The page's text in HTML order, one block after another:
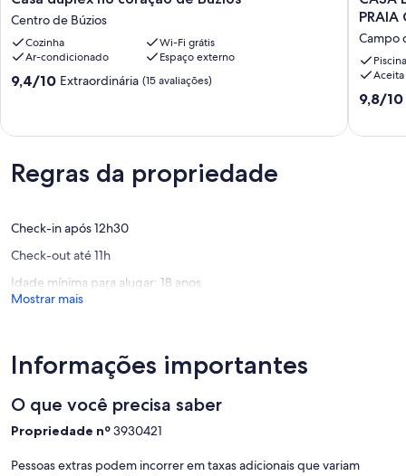
duplex
no
coração
de
Búzios
Centro de Búzios
Cozinha
Wi-Fi grátis
Ar-condicionado
Espaço externo
9.4
avaliações)
9,4/10 Extraordinária (15 avaliações)
EM
AO
PÉ
DA
AREIA
DA
PRAIA
Campo
Piscina
9.8
9,8/10
Regras da propriedade
Check-in após 12h30
Check-out até 11h
Idade mínima para alugar: 18 anos
Mostrar mais
Informações importantes
O que você precisa saber
Propriedade nº3930421
Pessoas extras podem incorrer em taxas adicionais que variam